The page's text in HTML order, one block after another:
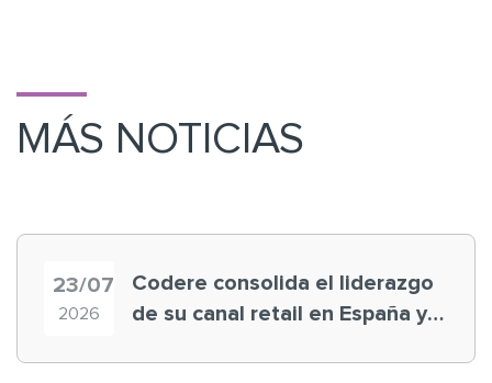
MÁS NOTICIAS
23/07
2026
Codere consolida el liderazgo
de su canal retail en España y